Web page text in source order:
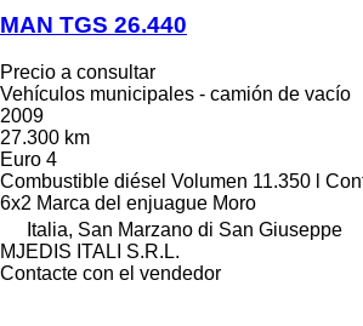
MAN TGS 26.440
Precio a consultar
Vehículos municipales - camión de vacío
2009
27.300 km
Euro 4
Combustible diésel Volumen 11.350 l
6x2 Marca del enjuague Moro
Italia, San Marzano di San Giuseppe
MJEDIS ITALI S.R.L.
Contacte con el vendedor